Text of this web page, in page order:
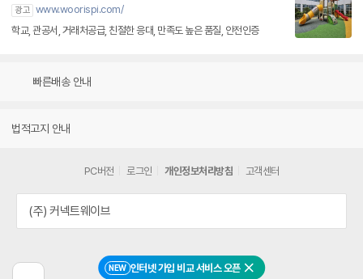
NEW 인터넷 가입 비교 서비스 오픈 닫기
광고
www.woorispi.com/
학교, 관공서, 거래처공급, 친절한 응대, 만족도 높은 품질, 안전인증
빠른배송 안내
법적고지 안내
PC버전 로그인 개인정보처리방침 고객센터
(주) 커넥트웨이브